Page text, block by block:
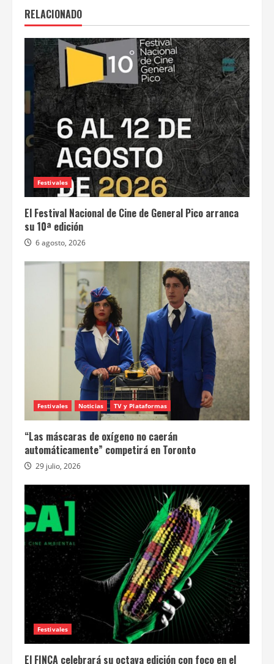
RELACIONADO
Festivales
El Festival Nacional de Cine de General Pico arranca
su 10ª edición
6 agosto, 2026
Festivales Noticias TV y Plataformas
“Las máscaras de oxígeno no caerán
automáticamente” competirá en Toronto
29 julio, 2026
Festivales
El FINCA celebrará su octava edición con foco en el